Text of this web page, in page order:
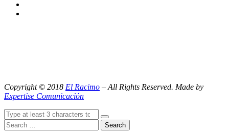
Copyright © 2018 El Racimo – All Rights Reserved. Made by
Expertise Comunicación
Search